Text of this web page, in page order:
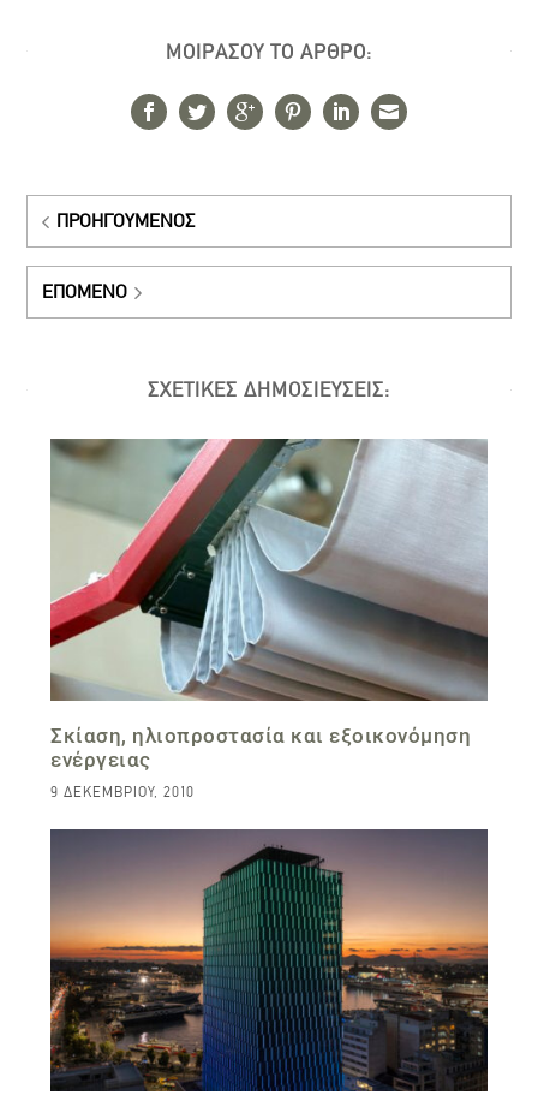
ΜΟΙΡΑΣΟΥ ΤΟ ΑΡΘΡΟ:
ΠΡΟΗΓΟΎΜΕΝΟΣ
ΕΠΌΜΕΝΟ
ΣΧΕΤΙΚΕΣ ΔΗΜΟΣΙΕΥΣΕΙΣ:
Σκίαση, ηλιοπροστασία και εξοικονόμηση
ενέργειας
9 ΔΕΚΕΜΒΡΊΟΥ, 2010